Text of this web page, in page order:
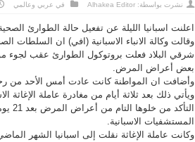
نشرت بواسطة: Alhakea Editor في عربي وعالمي
اعلنت اسبانيا الليلة عن تفعيل حالة الطوارئ
وقالت وكالة الانباء الاسبانية (افي) ان
شرقي البلاد فعلت بروتوكول الطوارئ عقب لجوء
بعض أعراض المرض.
وأضافت ان المواطنة كانت عادت أمس الأحد من
ويأتي ذلك بعد ثلاثة أيام من مغادرة عاملة
المستشفيات الاسبانية.
وكانت عاملة الإغاثة نقلت إلى اسبانيا الشهر